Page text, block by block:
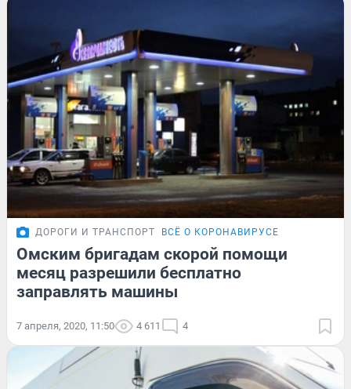
ДОРОГИ И ТРАНСПОРТ ВСЁ О КОРОНАВИРУСЕ
Омским бригадам скорой помощи
месяц разрешили бесплатно
заправлять машины
7 апреля, 2020, 11:50 4 611 4